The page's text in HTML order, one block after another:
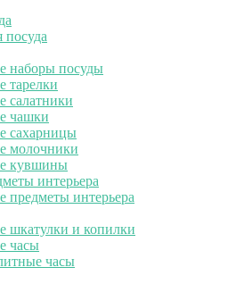
посуда
наборы посуды
тарелки
салатники
чашки
сахарницы
молочники
кувшины
интерьера
предметы интерьера
шкатулки и копилки
часы
часы